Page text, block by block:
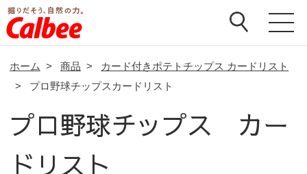
ホーム > 商品 >
カード付きポテトチップス カードリスト
>
プロ野球チップスカードリスト
プロ野球チップス カー
ドリスト